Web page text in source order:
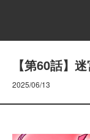
【第60話】
2025/06/13